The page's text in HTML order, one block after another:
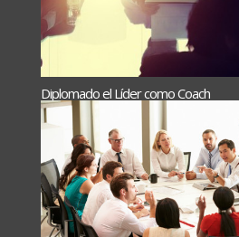
Diplomado el Líder como Coach